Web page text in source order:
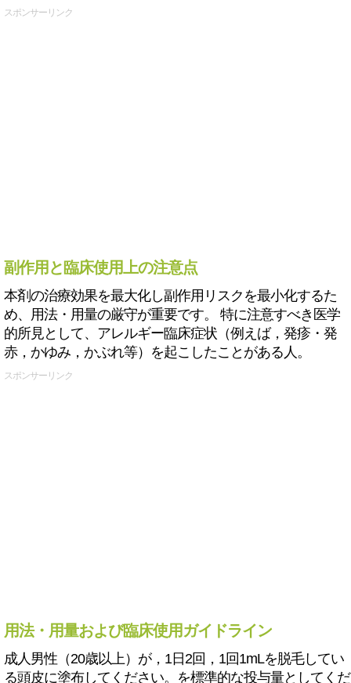
スポンサーリンク
副作用と臨床使用上の注意点
本剤の治療効果を最大化し副作用リスクを最小化するた
め、用法・用量の厳守が重要です。 特に注意すべき医学
的所見として、アレルギー臨床症状（例えば，発疹・発
赤，かゆみ，かぶれ等）を起こしたことがある人。
スポンサーリンク
用法・用量および臨床使用ガイドライン
成人男性（20歳以上）が，1日2回，1回1mLを脱毛してい
る頭皮に塗布してください。を標準的な投与量としてくだ